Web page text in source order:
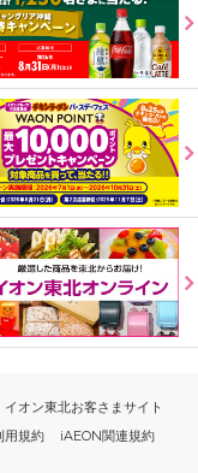
イオン東北お客さまサイト
用規約
iAEON関連規約